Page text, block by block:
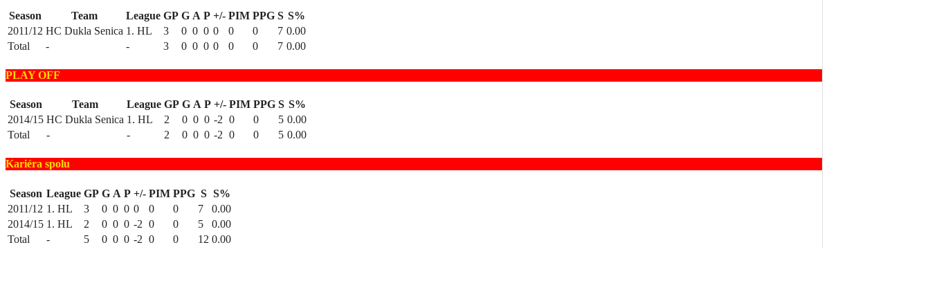
Season Team League GP G A P +/- PIM PPG S S%
2011/12 HC Dukla Senica 1. HL 3 0 0 0 0 0 0 7 0.00
Total
- - 3 0 0 0 0 0 0 7 0.00
PLAY OFF
Season Team League GP G A P +/- PIM PPG S S%
2014/15 HC Dukla Senica 1. HL 2 0 0 0 -2 0 0 5 0.00
Total
- - 2 0 0 0 -2 0 0 5 0.00
Kariéra spolu
Season League GP G A P +/- PIM PPG S S%
2011/12 1. HL 3 0 0 0 0 0 0 7
0.00
2014/15 1. HL 2 0 0 0 -2 0 0 5
0.00
Total
- 5 0 0 0 -2 0 0 12 0.00